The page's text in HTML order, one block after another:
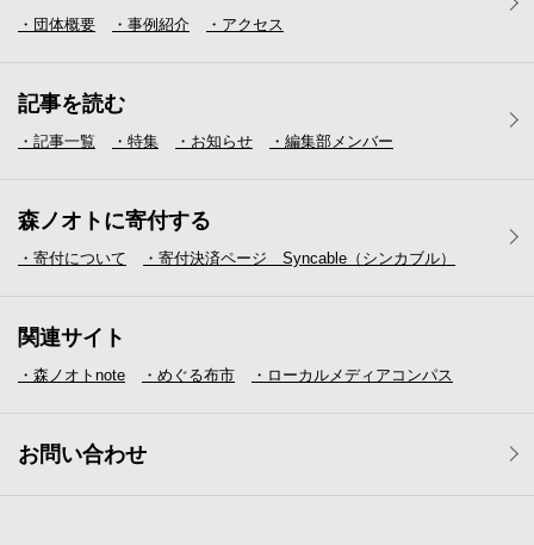
・団体概要 ・事例紹介 ・アクセス
記事を読む
・記事一覧 ・特集 ・お知らせ ・編集部メンバー
森ノオトに寄付する
・寄付について ・寄付決済ページ Syncable（シンカブル）
関連サイト
・森ノオトnote ・めぐる布市 ・ローカルメディア コンパス
お問い合わせ